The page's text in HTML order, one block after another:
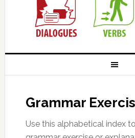
Grammar
Use this alphabetical index